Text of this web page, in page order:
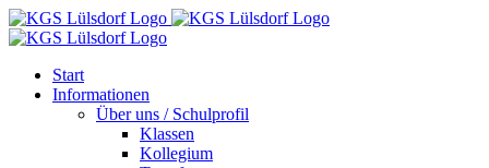
Zum
Inhalt
Start
Informationen
Über uns / Schulprofil
Klassen
Kollegium